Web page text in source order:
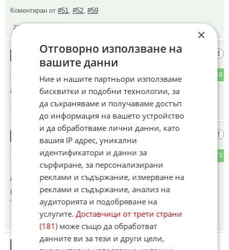
Коментиран от #51 #52 #59
21:28
бабо калинке
58
амче мрънкала такива тогава ес ще видите на куково лято
10.06.2026
73
ОТГОВОР
До коментар#1от "Последния Софиянец":
Бабата дали гледа турски сериали по албанската
телевизия ?
10.06.2026
Този коментар е премахнат от модератор.
×
Отговорно използване на
вашите данни
Ние и нашите партньори използваме
бисквитки и подобни технологии, за
да съхраняваме и получаваме достъп
до информация на вашето устройство
и да обработваме лични данни, като
вашия IP адрес, уникални
идентификатори и данни за
сърфиране, за персонализирани
реклами и съдържание, измерване на
реклами и съдържание, анализ на
аудиторията и подобряване на
услугите.Доставчици от трети страни
(181)може също да обработват
данните ви за тези и други цели,